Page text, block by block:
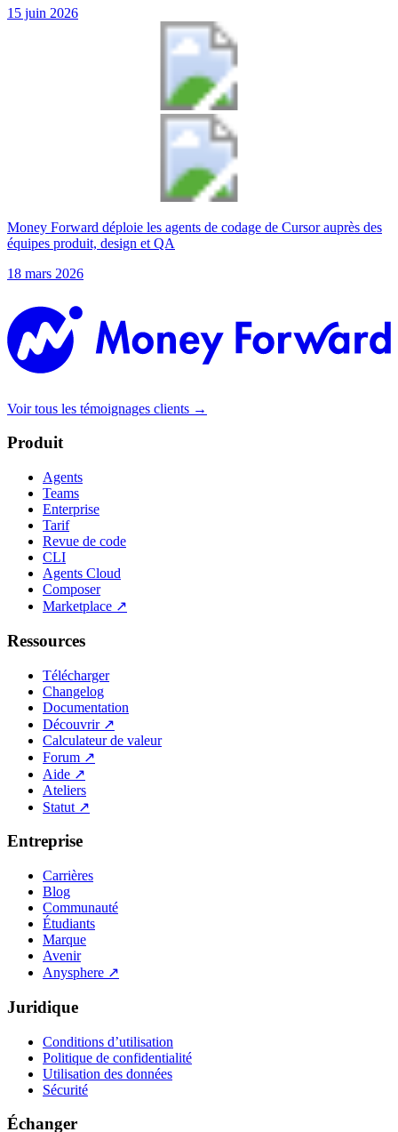
15 juin 2026
Money Forward déploie les agents de codage de Cursor auprès des
équipes produit, design et QA
18 mars 2026
Voir tous les témoignages clients →
Produit
Agents
Teams
Enterprise
Tarif
Revue de code
CLI
Agents Cloud
Composer
Marketplace ↗
Ressources
Télécharger
Changelog
Documentation
Découvrir↗
Calculateur de valeur
Forum ↗
Aide ↗
Ateliers
Statut ↗
Entreprise
Carrières
Blog
Communauté
Étudiants
Marque
Avenir
Anysphere ↗
Juridique
Conditions d’utilisation
Politique de confidentialité
Utilisation des données
Sécurité
Échanger